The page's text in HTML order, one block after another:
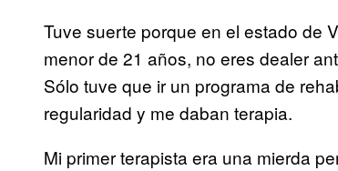
Tuve suerte porque en el estado de
menor de 21 años, no eres dealer
Sólo tuve que ir un programa de
regularidad y me daban terapia.
Mi primer terapista era una mierda